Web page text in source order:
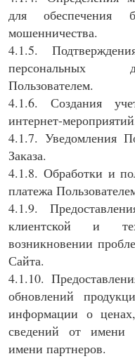
для обеспечения
мошенничества.
4.1.5.
персональных
Пользователем.
4.1.6. Создания
интернет-
4.1.7. Уведомления
Заказа.
4.1.8. Обработки и
платежа
4.1.9.
клиентской и
возникновении
Сайта.
4.1.10.
обновлений
информации о
сведений от имени
имени партнеров.